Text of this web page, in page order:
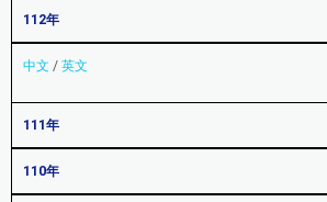
112年
中文 / 英文
111年
110年